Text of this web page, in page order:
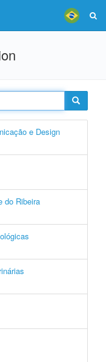
e Design
do Ribeira